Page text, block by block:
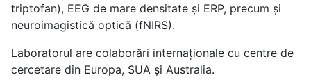
triptofan), EEG de mare densitate și ERP, precum și
neuroimagistică optică (fNIRS).
Laboratorul are colaborări internaționale cu centre de
cercetare din Europa, SUA și Australia.